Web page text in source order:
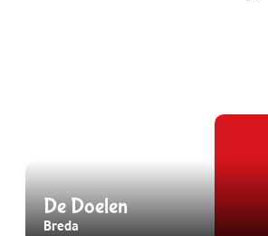
De Doelen
Breda